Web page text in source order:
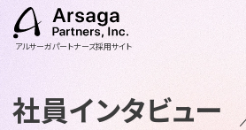
アルサーガパートナーズ採用サイト
社員インタビュー